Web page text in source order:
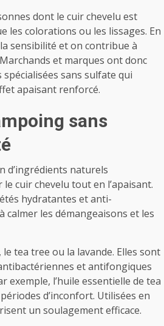
dont le cuir chevelu est
les colorations ou les lissages. En
sensibilité et on contribue à
et marques ont donc
sans sulfate qui
apaisant renforcé.
sans
d’ingrédients naturels
cuir chevelu tout en l’apaisant.
hydratantes et anti-
calmer les démangeaisons et les
tea tree ou la lavande. Elles sont
et antifongiques
exemple, l’huile essentielle de tea
d’inconfort. Utilisées en
un soulagement efficace.